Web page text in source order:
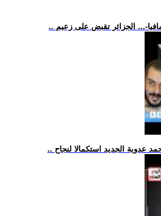
... الجزائر تقبض على زعيم
عدوية الجديد استكمالا لنجاح